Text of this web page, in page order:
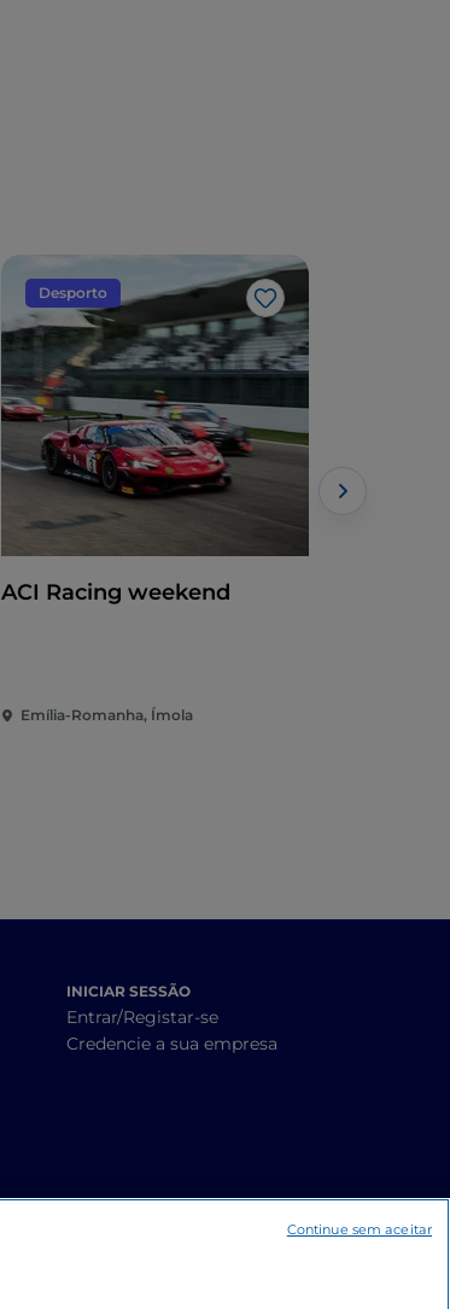
Desporto
Gosto
ACI Racing weekend
Emília-Romanha, Ímola
INICIAR SESSÃO
Entrar/Registar-se
Credencie a sua empresa
Continue sem aceitar